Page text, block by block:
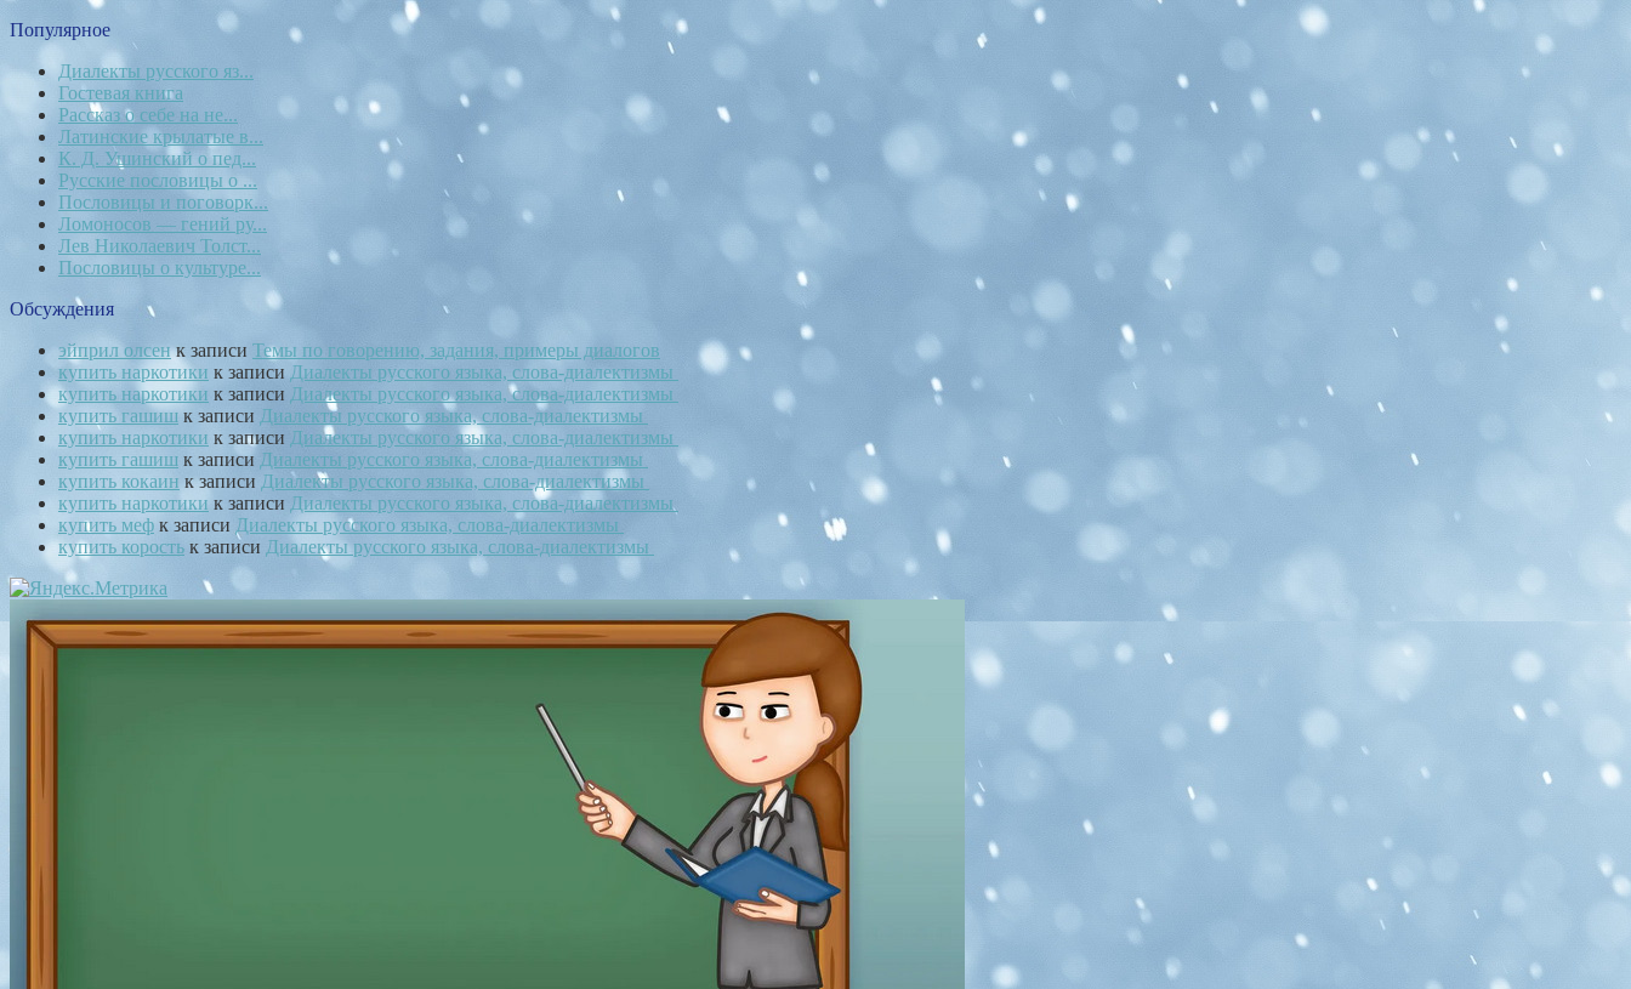
Популярное
Диалекты русского яз...
Гостевая книга
Рассказ о себе на не...
Латинские крылатые в...
К. Д. Ушинский о пед...
Русские пословицы о ...
Пословицы и поговорк...
Ломоносов — гений ру...
Лев Николаевич Толст...
Пословицы о культуре...
Обсуждения
эйприл олсенк записи Темы по говорению, задания, примеры диалогов
купить наркотики к записи Диалекты русского языка, слова-диалектизмы
купить наркотики к записи Диалекты русского языка, слова-диалектизмы
купить гашиш к записи Диалекты русского языка, слова-диалектизмы
купить наркотики к записи Диалекты русского языка, слова-диалектизмы
купить гашиш к записи Диалекты русского языка, слова-диалектизмы
купить кокаин к записи Диалекты русского языка, слова-диалектизмы
купить наркотики к записи Диалекты русского языка, слова-диалектизмы
купить меф к записи Диалекты русского языка, слова-диалектизмы
купить корость к записи Диалекты русского языка, слова-диалектизмы